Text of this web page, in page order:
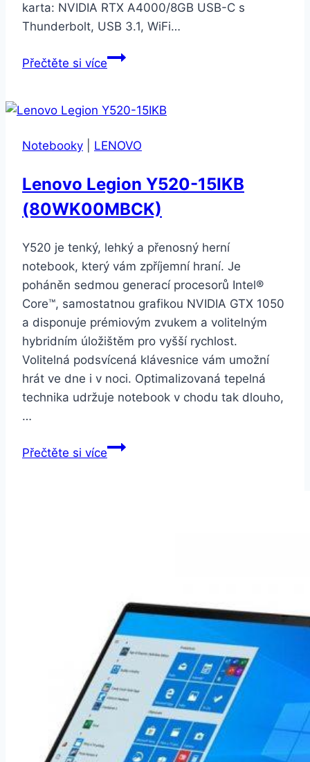
karta: NVIDIA RTX A4000/8GB USB-C s
Thunderbolt, USB 3.1, WiFi…
Přečtěte si víceHP
17
(4A6A8EA#BCM)
Notebooky LENOVO
Lenovo Legion Y520-15IKB
(80WK00MBCK)
Y520 je tenký, lehký a přenosný herní
notebook, který vám zpříjemní hraní. Je
poháněn sedmou generací procesorů Intel®
Core™, samostatnou grafikou NVIDIA GTX 1050
a disponuje prémiovým zvukem a volitelným
hybridním úložištěm pro vyšší rychlost.
Volitelná podsvícená klávesnice vám umožní
hrát ve dne i v noci. Optimalizovaná tepelná
technika udržuje notebook v chodu tak dlouho,
…
Přečtěte si víceLenovo